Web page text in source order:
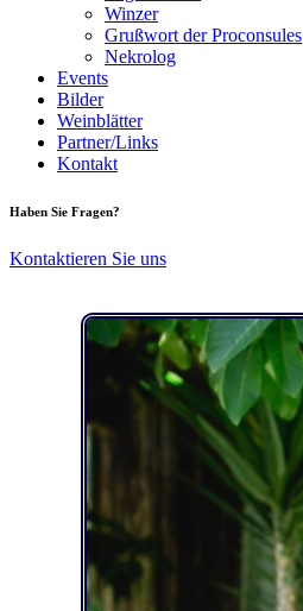
Winzer
Grußwort der Proconsules
Nekrolog
Events
Bilder
Weinblätter
Partner/Links
Kontakt
Haben Sie Fragen?
Kontaktieren Sie uns